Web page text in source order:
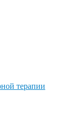
терапии